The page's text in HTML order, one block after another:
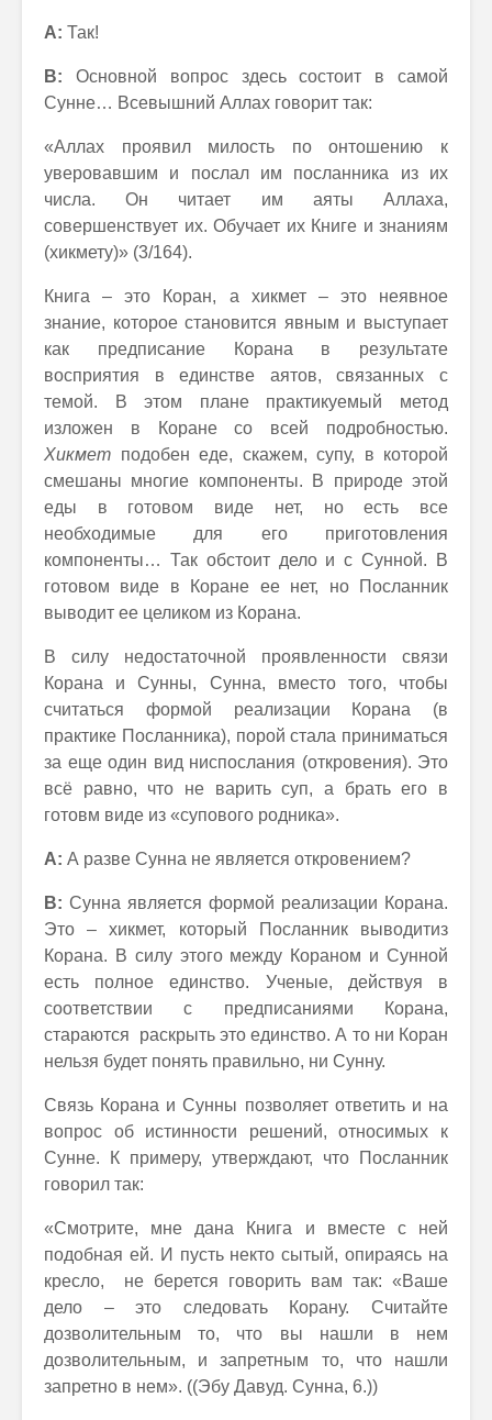
А: Так!
В: Основной вопрос здесь состоит в самой
Сунне… Всевышний Аллах говорит так:
«Аллах проявил милость по онтошению к
уверовавшим и послал им посланника из их
числа. Он читает им аяты Аллаха,
совершенствует их. Обучает их Книге и знаниям
(хикмету)» (3/164).
Книга – это Коран, а хикмет – это неявное
знание, которое становится явным и выступает
как предписание Корана в результате
восприятия в единстве аятов, связанных с
темой. В этом плане практикуемый метод
изложен в Коране со всей подробностью.
Хикмет подобен еде, скажем, супу, в которой
смешаны многие компоненты. В природе этой
еды в готовом виде нет, но есть все
необходимые для его приготовления
компоненты… Так обстоит дело и с Сунной. В
готовом виде в Коране ее нет, но Посланник
выводит ее целиком из Корана.
В силу недостаточной проявленности связи
Корана и Сунны, Сунна, вместо того, чтобы
считаться формой реализации Корана (в
практике Посланника), порой стала приниматься
за еще один вид ниспослания (откровения). Это
всё равно, что не варить суп, а брать его в
готовм виде из «супового родника».
А: А разве Сунна не является откровением?
В: Сунна является формой реализации Корана.
Это – хикмет, который Посланник выводитиз
Корана. В силу этого между Кораном и Сунной
есть полное единство. Ученые, действуя в
соответствии с предписаниями Корана,
стараются раскрыть это единство. А то ни Коран
нельзя будет понять правильно, ни Сунну.
Связь Корана и Сунны позволяет ответить и на
вопрос об истинности решений, относимых к
Сунне. К примеру, утверждают, что Посланник
говорил так:
«Смотрите, мне дана Книга и вместе с ней
подобная ей. И пусть некто сытый, опираясь на
кресло, не берется говорить вам так: «Ваше
дело – это следовать Корану. Считайте
дозволительным то, что вы нашли в нем
дозволительным, и запретным то, что нашли
запретно в нем». ((Эбу Давуд. Сунна, 6.))